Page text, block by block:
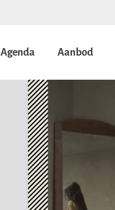
Agenda Aanbod